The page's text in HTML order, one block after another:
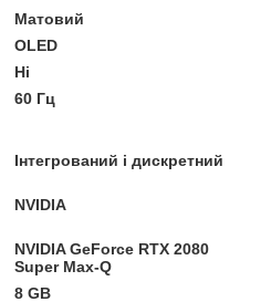
Матовий
OLED
Ні
60 Гц
Інтегрований і дискретний
NVIDIA
NVIDIA GeForce RTX 2080
Super Max-Q
8 GB